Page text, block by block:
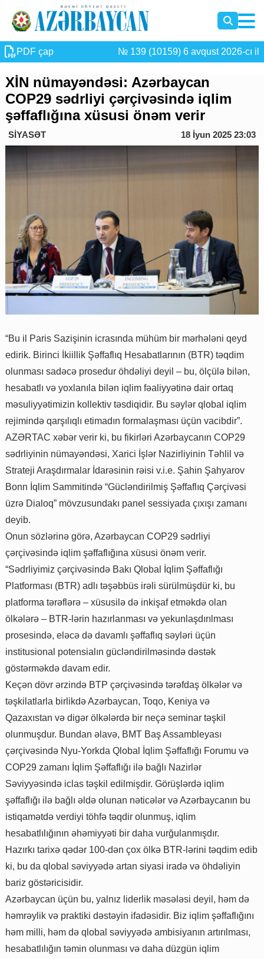
PDF çap № 139 (10159) 6 avqust 2026-cı il
XİN nümayəndəsi: Azərbaycan
COP29 sədrliyi çərçivəsində iqlim
şəffaflığına xüsusi önəm verir
SİYASƏT 18 İyun 2025 23:03
“Bu il Paris Sazişinin icrasında mühüm bir mərhələni qeyd
edirik. Birinci İkiillik Şəffaflıq Hesabatlarının (BTR) təqdim
olunması sadəcə prosedur öhdəliyi deyil – bu, ölçülə bilən,
hesabatlı və yoxlanıla bilən iqlim fəaliyyətinə dair ortaq
məsuliyyətimizin kollektiv təsdiqidir. Bu səylər qlobal iqlim
rejimində qarşılıqlı etimadın formalaşması üçün vacibdir”.
AZƏRTAC xəbər verir ki, bu fikirləri Azərbaycanın COP29
sədrliyinin nümayəndəsi, Xarici İşlər Nazirliyinin Təhlil və
Strateji Araşdırmalar İdarəsinin rəisi v.i.e. Şahin Şahyarov
Bonn İqlim Sammitində “Gücləndirilmiş Şəffaflıq Çərçivəsi
üzrə Dialoq” mövzusundakı panel sessiyada çıxışı zamanı
deyib.
Onun sözlərinə görə, Azərbaycan COP29 sədrliyi
çərçivəsində iqlim şəffaflığına xüsusi önəm verir.
“Sədrliyimiz çərçivəsində Bakı Qlobal İqlim Şəffaflığı
Platforması (BTR) adlı təşəbbüs irəli sürülmüşdür ki, bu
platforma tərəflərə – xüsusilə də inkişaf etməkdə olan
ölkələrə – BTR-lərin hazırlanması və yekunlaşdırılması
prosesində, eləcə də davamlı şəffaflıq səyləri üçün
institusional potensialın gücləndirilməsində dəstək
göstərməkdə davam edir.
Keçən dövr ərzində BTP çərçivəsində tərəfdaş ölkələr və
təşkilatlarla birlikdə Azərbaycan, Toqo, Keniya və
Qazaxıstan və digər ölkələrdə bir neçə seminar təşkil
olunmuşdur. Bundan əlavə, BMT Baş Assambleyası
çərçivəsində Nyu-Yorkda Qlobal İqlim Şəffaflığı Forumu və
COP29 zamanı İqlim Şəffaflığı ilə bağlı Nazirlər
Səviyyəsində iclas təşkil edilmişdir. Görüşlərdə iqlim
şəffaflığı ilə bağlı əldə olunan nəticələr və Azərbaycanın bu
istiqamətdə verdiyi töhfə təqdir olunmuş, iqlim
hesabatlılığının əhəmiyyəti bir daha vurğulanmışdır.
Hazırkı tarixə qədər 100-dən çox ölkə BTR-lərini təqdim edib
ki, bu da qlobal səviyyədə artan siyasi iradə və öhdəliyin
bariz göstəricisidir.
Azərbaycan üçün bu, yalnız liderlik məsələsi deyil, həm də
həmrəylik və praktiki dəstəyin ifadəsidir. Biz iqlim şəffaflığını
həm milli, həm də qlobal səviyyədə ambisiyanın artırılması,
hesabatlılığın təmin olunması və daha düzgün iqlim